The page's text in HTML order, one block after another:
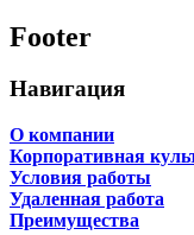
Footer
Навигация
О компании
Корпоративная
Условия работы
Удаленная работа
Преимущества